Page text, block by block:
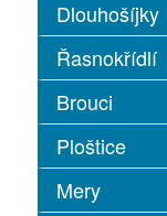
Dlouhošíjky
Řasnokřídlí
Brouci
Ploštice
Mery